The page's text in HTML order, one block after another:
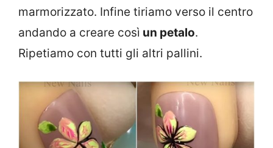
marmorizzato. Infine tiriamo verso il centro
andando a creare così un petalo.
Ripetiamo con tutti gli altri pallini.